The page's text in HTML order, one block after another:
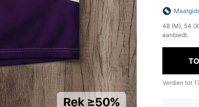
​48 (M), 54
aanbiedt.
Verdien tot